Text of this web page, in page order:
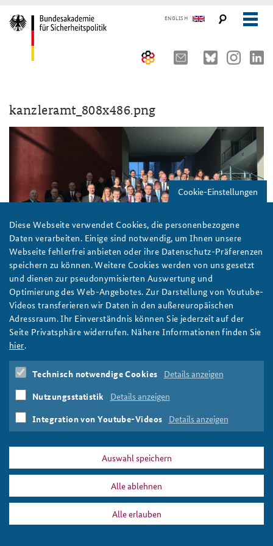
ENGLISH
Auftrag und Organisation
Historischer Ort
Kompetenzzentrum Strategische Vorausschau
Team
Sicherheitspolitische Nachwuchsarbeit
Beirat
Praktika an der BAKS
Anfahrt
Freundeskreis
10 Jahre AKJS
Seminare und Tagungen
Führungskräfteseminar für Sicherheitspolitik
Kernseminar für Sicherheitspolitik
Methodenseminar Strategische Vorausschau
Fachseminar Digitalisierung und Sicherheitspolitik
Fachseminar Desinformation und Sicherheitspolitik
Deutsches Forum Sicherheitspolitik
Arbeitskreis "Junge Sicherheitspolitiker"
Das Sicherheitspolitische Gespräch an der BAKS
Studierendenkonferenz Sicherheitspolitik gestalten
Publikationen und Presse
#angeBAKSt: Aktuelle Kommentare zur Sicherheitspolitik
Arbeitspapiere Sicherheitspolitik
Pressespiegel und Gastbeiträge von BAKS-Angehörigen
Ansprechpartner für Presse- und andere Medienanfragen
Newsletter-Archiv
STUDIENPLATTFORM
kanzleramt_808x486.png
Eine große Gruppe geschäftlich gekleideter Menschen steht auf
der zentralen Treppe im Bundeskanzleramt
Foto: BAKS
kanzleramt_808x486.png
Cookie-Einstellungen
Diese Webseite verwendet Cookies, die personenbezogene
Daten verarbeiten. Einige sind notwendig, um Ihnen unsere
Webseite fehlerfrei anbieten oder ihre Datenschutz-Präferenzen
speichern zu können. Weitere Cookies werden von uns gesetzt
und dienen zur pseudonymisierten Auswertung und
Optimierung des Web-Angebotes. Zur Darstellung von Youtube-
Videos transferieren wir Daten in den außereuropäischen
Adressraum. Ihr Einverständnis können Sie jederzeit auf der
Seite Privatsphäre widerrufen. Nähere Informationen finden Sie
hier.
Technisch notwendige Cookies Details anzeigen
Nutzungsstatistik Details anzeigen
Integration von Youtube-Videos Details anzeigen
Auswahl speichern
Alle ablehnen
Alle erlauben